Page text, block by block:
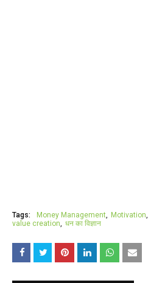
Tags: Money Management Motivation
value creation
धन का विज्ञान